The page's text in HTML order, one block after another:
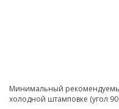
Минимальный
холодной штамповке (угол